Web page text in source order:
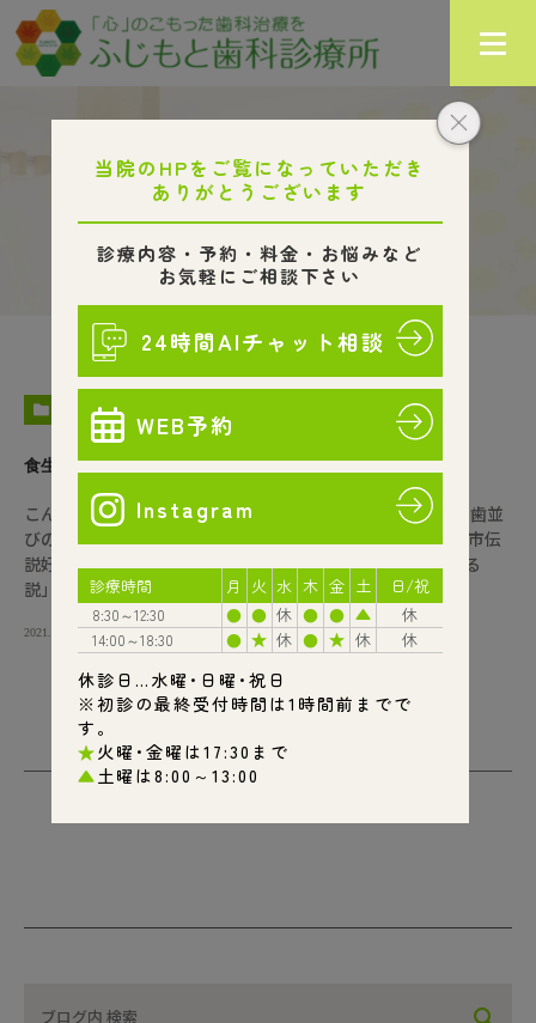
歯科コラム
HOME 歯科コラム
COLUMN
食生活と歯並びの関係
こんにちは ふじもと歯科診療所です🐟 先日、食生活と顔や歯並
びの変化について 知る機会があり、その時に 約15年前、都市伝
説好きの 友人に教えてもらった 「宇宙人は未来の人間である
説」を 思い出しました。 その友人曰く […]
2021.02.10